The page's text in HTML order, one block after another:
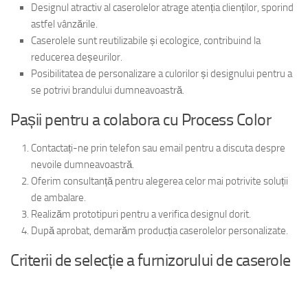
Designul atractiv al caserolelor atrage atenția clienților, sporind
astfel vânzările.
Caserolele sunt reutilizabile și ecologice, contribuind la
reducerea deșeurilor.
Posibilitatea de personalizare a culorilor și designului pentru a
se potrivi brandului dumneavoastră.
Pașii pentru a colabora cu Process Color
Contactați-ne prin telefon sau email pentru a discuta despre
nevoile dumneavoastră.
Oferim consultanță pentru alegerea celor mai potrivite soluții
de ambalare.
Realizăm prototipuri pentru a verifica designul dorit.
După aprobat, demarăm producția caserolelor personalizate.
Criterii de selecție a furnizorului de caserole